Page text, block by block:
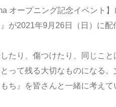
オープニング記念イベント
が2021年9月26日（日）に配
たり、傷つけたり、同じこ
って残る大切なものになる
ち』を皆さんと一緒に考え